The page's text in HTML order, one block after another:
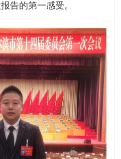
告的第一感受。